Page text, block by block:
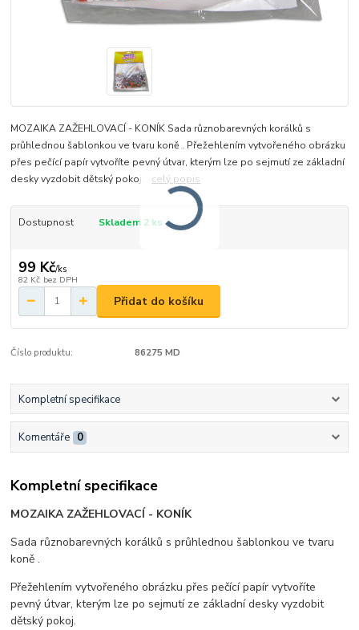
MOZAIKA ZAŽEHLOVACÍ - KONÍK Sada různobarevných korálků s
průhlednou šablonkou ve tvaru koně . Přežehlením vytvořeného obrázku
přes pečící papír vytvoříte pevný útvar, kterým lze po sejmutí ze základní
desky vyzdobit dětský pokoj. celý popis
Dostupnost Skladem 2 ks
99 Kč/ks
82 Kč bez DPH
Přidat do košíku
Číslo produktu: 86275 MD
Kompletní specifikace
Komentáře 0
Kompletní specifikace
MOZAIKA ZAŽEHLOVACÍ - KONÍK
Sada různobarevných korálků s průhlednou šablonkou ve tvaru
koně .
Přežehlením vytvořeného obrázku přes pečící papír vytvoříte
pevný útvar, kterým lze po sejmutí ze základní desky vyzdobit
dětský pokoj.